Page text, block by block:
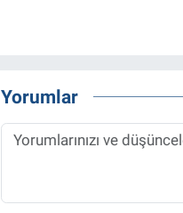
Yorumlar